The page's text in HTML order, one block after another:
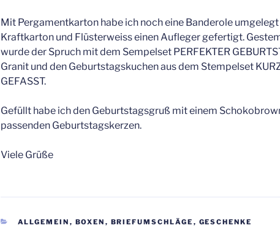
Mit Pergamentkarton habe ich noch eine Banderole
Kraftkarton und Flüsterweiss einen Aufleger gefertigt.
wurde der Spruch mit dem Sempelset PERFEKTER
Granit und den Geburtstagskuchen aus dem Stempelset
GEFASST.
Gefüllt habe ich den Geburtstagsgruß mit einem
passenden Geburtstagskerzen.
Viele Grüße
KATEGORIEN
ALLGEMEIN , BOXEN , BRIEFUMSCHLÄGE , GESCHENKE